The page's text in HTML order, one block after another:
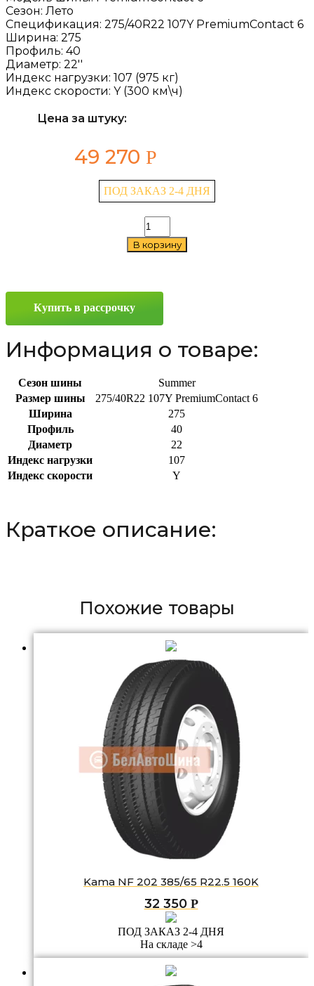
Сезон: Лето
Спецификация: 275/40R22 107Y PremiumContact 6
Ширина: 275
Профиль: 40
Диаметр: 22''
Индекс нагрузки: 107 (975 кг)
Индекс скорости: Y (300 км\ч)
Цена за штуку:
49 270 Р
ПОД ЗАКАЗ 2-4 ДНЯ
Количество
товара
Continental
В корзину
Купить в рассрочку
Информация о товаре:
Сезон шины
Summer
Размер шины
275/40R22 107Y PremiumContact 6
Ширина
275
Профиль
40
Диаметр
22
Индекс нагрузки
107
Индекс скорости
Y
Краткое описание:
Похожие товары
Kama NF 202 385/65 R22.5 160K
32 350 Р
ПОД ЗАКАЗ 2-4 ДНЯ
На складе >4